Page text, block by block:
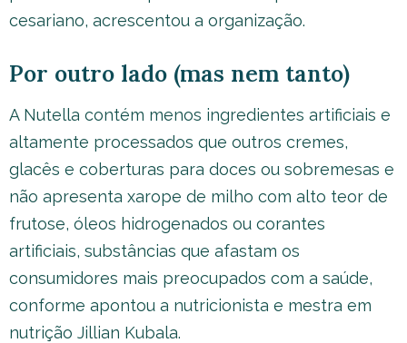
cesariano, acrescentou a organização.
Por outro lado (mas nem tanto)
A Nutella contém menos ingredientes artificiais e
altamente processados que outros cremes,
glacês e coberturas para doces ou sobremesas e
não apresenta xarope de milho com alto teor de
frutose, óleos hidrogenados ou corantes
artificiais, substâncias que afastam os
consumidores mais preocupados com a saúde,
conforme apontou a nutricionista e mestra em
nutrição Jillian Kubala.